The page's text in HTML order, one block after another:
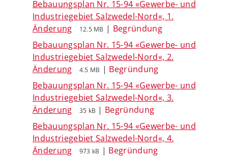
Bebauungsplan Nr. 15-94 «Gewerbe- und
Industriegebiet Salzwedel-Nord«, 1.
Änderung
12.5 MB | Begründung
Bebauungsplan Nr. 15-94 «Gewerbe- und
Industriegebiet Salzwedel-Nord«, 2.
Änderung
4.5 MB | Begründung
Bebauungsplan Nr. 15-94 «Gewerbe- und
Industriegebiet Salzwedel-Nord«, 3.
Änderung
35 kB | Begründung
Bebauungsplan Nr. 15-94 «Gewerbe- und
Industriegebiet Salzwedel-Nord«, 4.
Änderung
973 kB | Begründung